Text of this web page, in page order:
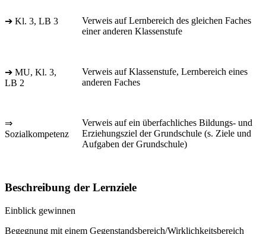
➔ Kl. 3, LB 3
Verweis auf Lernbereich des gleichen Faches
einer anderen Klassenstufe
➔ MU, Kl. 3,
LB 2
Verweis auf Klassenstufe, Lernbereich eines
anderen Faches
⇒
Sozialkompetenz
Verweis auf ein überfachliches Bildungs- und
Erziehungsziel der Grundschule (s. Ziele und
Aufgaben der Grundschule)
Beschreibung der Lernziele
Einblick gewinnen
Begegnung mit einem Gegenstandsbereich/Wirklichkeitsbereich